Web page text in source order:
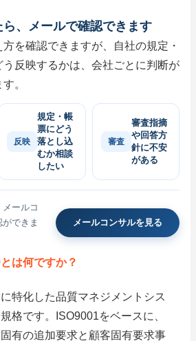
、メールで確認できます
を確認できますが、自社の規定・
反映するかは、会社ごとに判断が
。
反映
規定・帳
票にどう
落とし込
むか相談
したい
審査
審査指摘
や回答方
針に不安
がある
ールコ
できま
メールコンサルを見る
は何ですか？
特化した品質マネジメントシス
格です。ISO9001をベースに、
有の追加要求と顧客固有要求事